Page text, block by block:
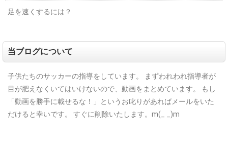
足を速くするには？
当ブログについて
子供たちのサッカーの指導をしています。
まずわれわれ指導者が
目が肥えなくいてはいけないので、動画をまとめています。
もし
「動画を勝手に載せるな！」というお叱りがあればメールをいた
だけると幸いです。
すぐに削除いたします。m(_ _)m